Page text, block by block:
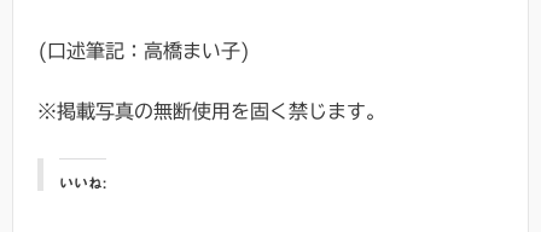
(口述筆記：高橋まい子)
※掲載写真の無断使用を固く禁じます。
いいね: